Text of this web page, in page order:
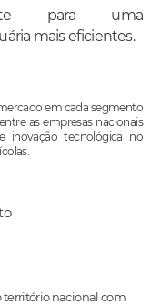
para uma
mais eficientes.
em cada segmento
as empresas nacionais
inovação tecnológica no
território nacional com